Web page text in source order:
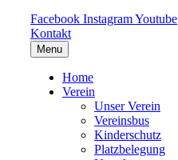
Facebook InstagramYoutube
Kontakt
Menu
Home
Verein
Unser Verein
Vereinsbus
Kinderschutz
Platzbelegung